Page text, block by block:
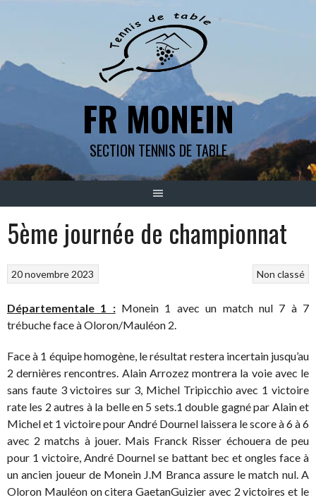
FR MONEIN
SECTION TENNIS DE TABLE
5ème journée de championnat
Non classé
20 novembre 2023
Départementale 1 :Monein 1 avec un match nul 7 à 7
trébuche face à Oloron/Mauléon 2.
Face à 1 équipe homogène, le résultat restera incertain jusqu’au
2 dernières rencontres. Alain Arrozez montrera la voie avec le
sans faute 3 victoires sur 3, Michel Tripicchio avec 1 victoire
rate les 2 autres à la belle en 5 sets.1 double gagné par Alain et
Michel et 1 victoire pour André Dournel laissera le score à 6 à 6
avec 2 matchs à jouer. Mais Franck Risser échouera de peu
pour 1 victoire, André Dournel se battant bec et ongles face à
un ancien joueur de Monein J.M Branca assure le match nul. A
Oloron Mauléon on citera GaetanGuizier avec 2 victoires et le